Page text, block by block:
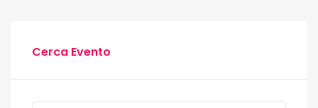
Cerca Evento